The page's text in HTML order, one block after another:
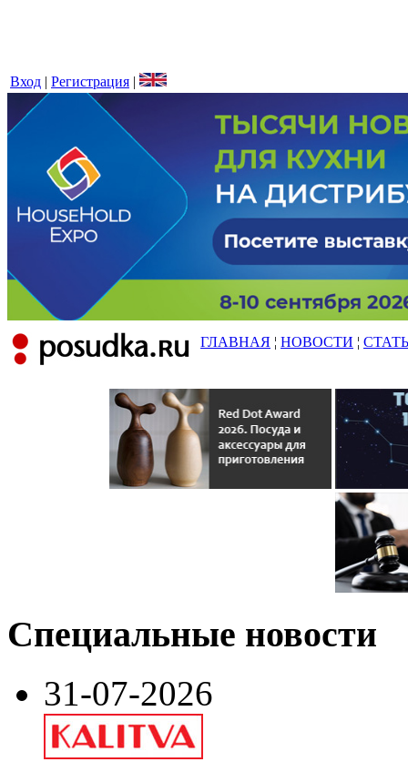
Вход | Регистрация |
ГЛАВНАЯ ¦ НОВОСТИ ¦
Специальные новости
31-07-2026